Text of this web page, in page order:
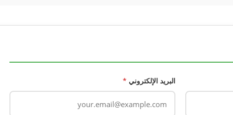
البريد الإلكتروني *